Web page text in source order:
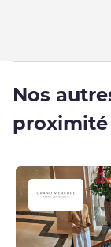
Nos
proximité